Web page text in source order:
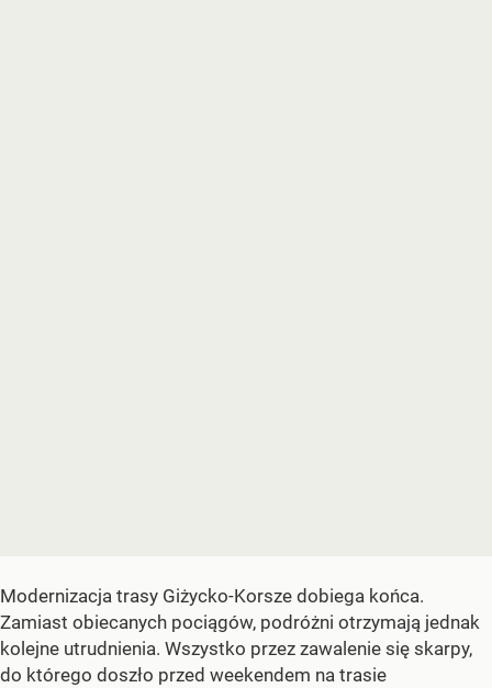
Modernizacja trasy Giżycko-Korsze dobiega końca.
Zamiast obiecanych pociągów, podróżni otrzymają jednak
kolejne utrudnienia. Wszystko przez zawalenie się skarpy,
do którego doszło przed weekendem na trasie